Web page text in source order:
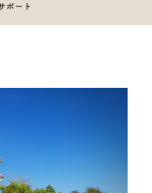
パートナー
ポート